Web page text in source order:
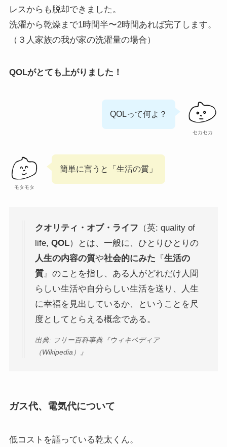
レスからも脱却できました。
洗濯から乾燥まで1時間半〜2時間あれば完了します。
（３人家族の我が家の洗濯量の場合）
QOLがとても上がりました！
セカセカ
QOLって何よ？
モタモタ
簡単に言うと「生活の質」
クオリティ・オブ・ライフ （英: quality of
life, QOL）とは、一般に、ひとりひとりの
人生の内容の質や社会的にみた 『生活の
質』のことを指し、ある人がどれだけ人間
らしい生活や自分らしい生活を送り、人生
に幸福を見出しているか、ということを尺
度としてとらえる概念である。
出典: フリー百科事典『ウィキペディア
（Wikipedia）』
ガス代、電気代について
低コストを謳っている乾太くん。